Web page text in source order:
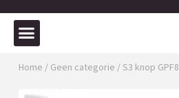
Home / Geen categorie / S3 knop